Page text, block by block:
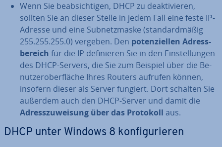
Wenn Sie be­ab­sich­ti­gen, DHCP zu de­ak­ti­vie­ren,
sollten Sie an dieser Stelle in jedem Fall eine feste IP-
Adresse und eine Sub­netz­mas­ke (stan­dard­mä­ßig
255.255.255.0) vergeben. Den po­ten­zi­el­len Adress­
be­reich für die IP de­fi­nie­ren Sie in den Ein­stel­lun­gen
des DHCP-Servers, die Sie zum Beispiel über die Be­
nut­zer­ober­flä­che Ihres Routers aufrufen können,
insofern dieser als Server fungiert. Dort schalten Sie
außerdem auch den DHCP-Server und damit die
Adress­zu­wei­sung über das Protokoll aus.
DHCP unter Windows 8 kon­fi­gu­rie­ren